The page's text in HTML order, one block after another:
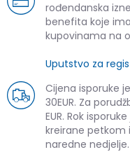
rođendanska
benefita koje
kupovinama na
Uputstvo za
Cijena isporuke
30EUR. Za
EUR. Rok
kreirane petkom
naredne nedjelje.